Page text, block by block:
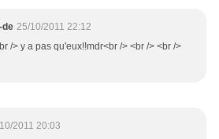
de 25/10/2011 22:12
/> y a pas qu'eux!!mdr<br /> <br /> <br />
2011 20:03